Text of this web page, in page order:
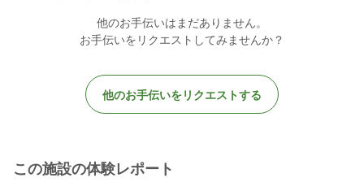
他のお手伝いはまだありません。
お手伝いをリクエストしてみませんか？
他のお手伝いをリクエストする
この施設の体験レポート